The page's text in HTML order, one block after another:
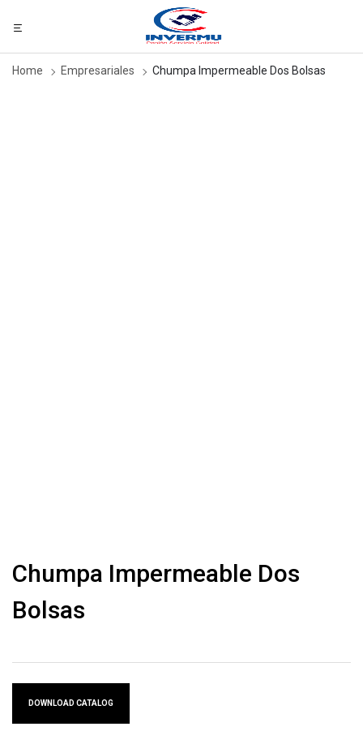
Home Empresariales Chumpa Impermeable Dos Bolsas
Chumpa Impermeable Dos
Bolsas
DOWNLOAD CATALOG